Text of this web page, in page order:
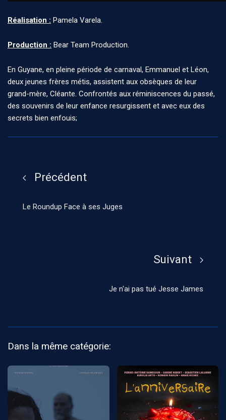
Réalisation : Pamela Varela.
Production : Bear Team Production.
En Guyane, en pleine période de carnaval, Emmanuel et Léon,
deux jeunes frères métis, assistent aux obsèques de leur
grand-mère, Cléante. Confrontés aux réminiscences du passé,
des souvenirs de leur enfance resurgissent et avec eux des
secrets bien enfouis;
Précédent
Le Roundup Face à ses Juges
Suivant
Je n'ai pas tué Jesse James
Dans la même catégorie: